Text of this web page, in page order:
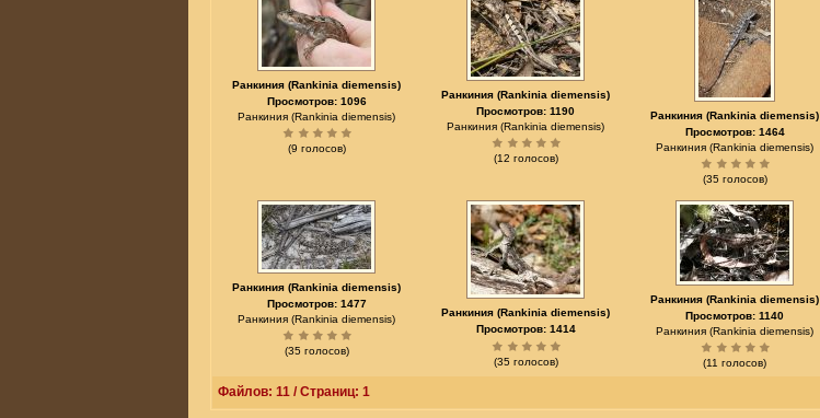
Ранкиния (Rankinia diemensis)
Просмотров: 1096
Ранкиния (Rankinia diemensis)
(9 голосов)
Ранкиния (Rankinia diemensis)
Просмотров: 1190
Ранкиния (Rankinia diemensis)
(12 голосов)
Ранкиния (Rankinia diemensis)
Просмотров: 1464
Ранкиния (Rankinia diemensis)
(35 голосов)
Ранкиния (Rankinia diemensis)
Просмотров: 1477
Ранкиния (Rankinia diemensis)
(35 голосов)
Ранкиния (Rankinia diemensis)
Просмотров: 1414
(35 голосов)
Ранкиния (Rankinia diemensis)
Просмотров: 1140
Ранкиния (Rankinia diemensis)
(11 голосов)
Файлов: 11 / Страниц: 1